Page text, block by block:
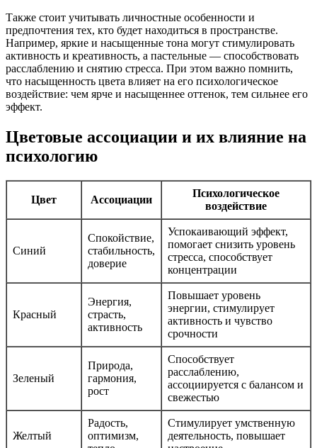
Также стоит учитывать личностные особенности и
предпочтения тех, кто будет находиться в пространстве.
Например, яркие и насыщенные тона могут стимулировать
активность и креативность, а пастельные — способствовать
расслаблению и снятию стресса. При этом важно помнить,
что насыщенность цвета влияет на его психологическое
воздействие: чем ярче и насыщеннее оттенок, тем сильнее его
эффект.
Цветовые ассоциации и их влияние на
психологию
Цвет Ассоциации
Психологическое
воздействие
Синий
Спокойствие,
стабильность,
доверие
Успокаивающий эффект,
помогает снизить уровень
стресса, способствует
концентрации
Красный
Энергия,
страсть,
активность
Повышает уровень
энергии, стимулирует
активность и чувство
срочности
Зеленый
Природа,
гармония,
рост
Способствует
расслаблению,
ассоциируется с балансом и
свежестью
Желтый
Радость,
оптимизм,
Стимулирует умственную
деятельность, повышает